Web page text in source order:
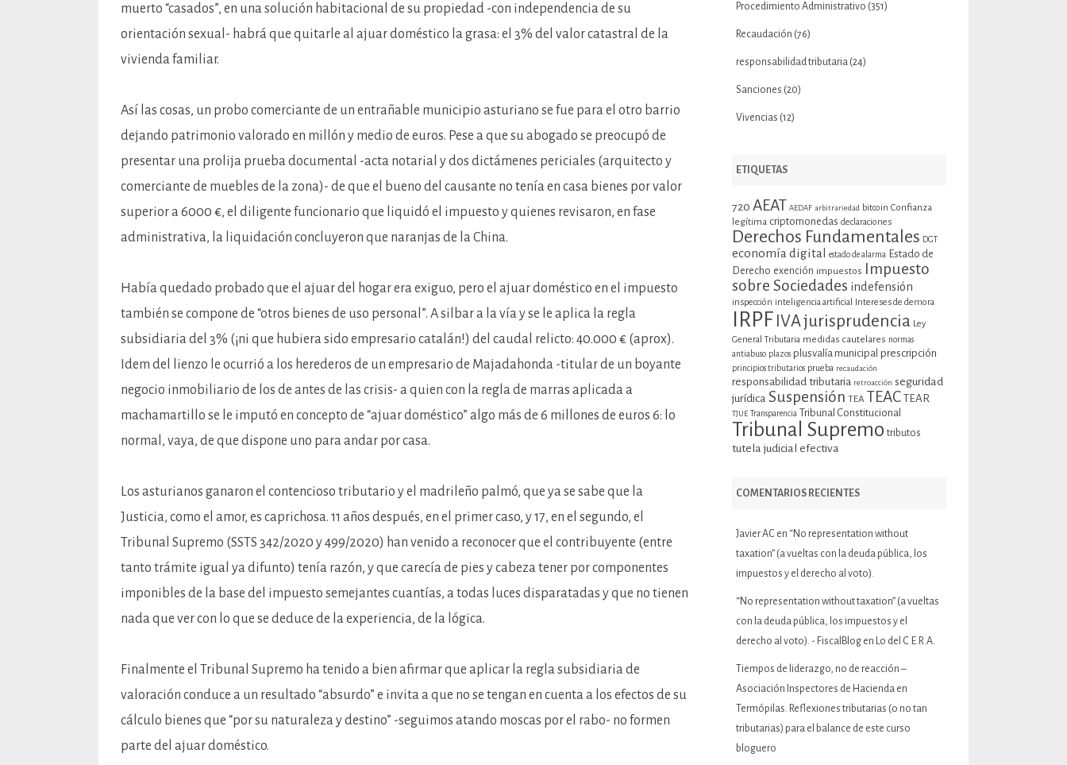
muerto “casados”, en una solución habitacional de su propiedad -con independencia de su
orientación sexual- habrá que quitarle al ajuar doméstico la grasa: el 3% del valor catastral de la
vivienda familiar.
Así las cosas, un probo comerciante de un entrañable municipio asturiano se fue para el otro barrio
dejando patrimonio valorado en millón y medio de euros. Pese a que su abogado se preocupó de
presentar una prolija prueba documental -acta notarial y dos dictámenes periciales (arquitecto y
comerciante de muebles de la zona)- de que el bueno del causante no tenía en casa bienes por valor
superior a 6000 €, el diligente funcionario que liquidó el impuesto y quienes revisaron, en fase
administrativa, la liquidación concluyeron que naranjas de la China.
Había quedado probado que el ajuar del hogar era exiguo, pero el ajuar doméstico en el impuesto
también se compone de “otros bienes de uso personal”. A silbar a la vía y se le aplica la regla
subsidiaria del 3% (¡ni que hubiera sido empresario catalán!) del caudal relicto: 40.000 € (aprox).
Idem del lienzo le ocurrió a los herederos de un empresario de Majadahonda -titular de un boyante
negocio inmobiliario de los de antes de las crisis- a quien con la regla de marras aplicada a
machamartillo se le imputó en concepto de “ajuar doméstico” algo más de 6 millones de euros 6: lo
normal, vaya, de que dispone uno para andar por casa.
Los asturianos ganaron el contencioso tributario y el madrileño palmó, que ya se sabe que la
Justicia, como el amor, es caprichosa. 11 años después, en el primer caso, y 17, en el segundo, el
Tribunal Supremo (SSTS 342/2020 y 499/2020) han venido a reconocer que el contribuyente (entre
tanto trámite igual ya difunto) tenía razón, y que carecía de pies y cabeza tener por componentes
imponibles de la base del impuesto semejantes cuantías, a todas luces disparatadas y que no tienen
nada que ver con lo que se deduce de la experiencia, de la lógica.
Finalmente el Tribunal Supremo ha tenido a bien afirmar que aplicar la regla subsidiaria de
valoración conduce a un resultado “absurdo” e invita a que no se tengan en cuenta a los efectos de su
cálculo bienes que “por su naturaleza y destino” -seguimos atando moscas por el rabo- no formen
parte del ajuar doméstico.
Procedimiento Administrativo (351)
Recaudación (76)
responsabilidad tributaria(24)
Sanciones (20)
Vivencias (12)
ETIQUETAS
720 AEAT AEDAF arbitrariedad bitcoin Confianza
legítima criptomonedas declaraciones
Derechos Fundamentales DGT
economía digital estado de alarma
Estado de
Derecho exención impuestos
Impuesto
sobre Sociedades indefensión
inspección inteligencia artificial Intereses de demora
IRPF IVAjurisprudencia Ley
General Tributaria medidas cautelares normas
antiabuso plazos plusvalía municipal prescripción
principios tributarios prueba recaudación
responsabilidad tributaria retroacción seguridad
jurídica Suspensión TEA TEAC TEAR
TJUE Transparencia Tribunal Constitucional
Tribunal Supremo tributos
tutela judicial efectiva
COMENTARIOS RECIENTES
Javier AC en “No representation without
taxation” (a vueltas con la deuda pública, los
impuestos y el derecho al voto).
“No representation without taxation” (a vueltas
con la deuda pública, los impuestos y el
derecho al voto). - FiscalBlogen Lo del C.E.R.A.
Tiempos de liderazgo, no de reacción –
Asociación Inspectores de Haciendaen
Termópilas. Reflexiones tributarias (o no tan
tributarias) para el balance de este curso
bloguero